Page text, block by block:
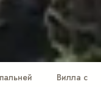
Вилла с 2